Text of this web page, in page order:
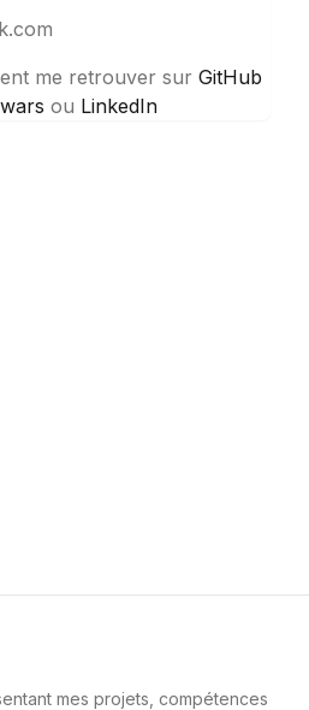
me retrouver sur GitHub
ou LinkedIn
mes projets, compétences